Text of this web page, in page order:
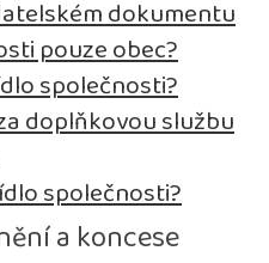
dokumentu
pouze obec?
společnosti?
doplňkovou službu
společnosti?
a koncese